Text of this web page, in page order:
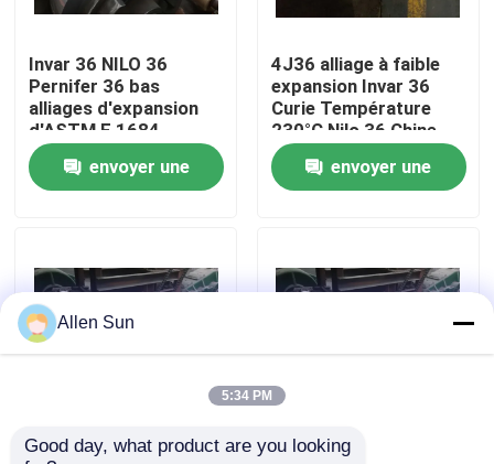
Visite de l'usine
Contrôle de la qualité
Nouvelles
Demandez un devis
Invar 36 NILO 36
Pernifer 36 bas
alliages d'expansion
d'ASTM F 1684
envoyer une
4J36 alliage à faible
expansion Invar 36
Curie Température
230°C Nilo 36 Chine
Origine Livraison
rapide envoyer une
INVAR 36 4J36 alliage
Alliage à faible
Allen Sun
5:34 PM
Good day, what product are you looking